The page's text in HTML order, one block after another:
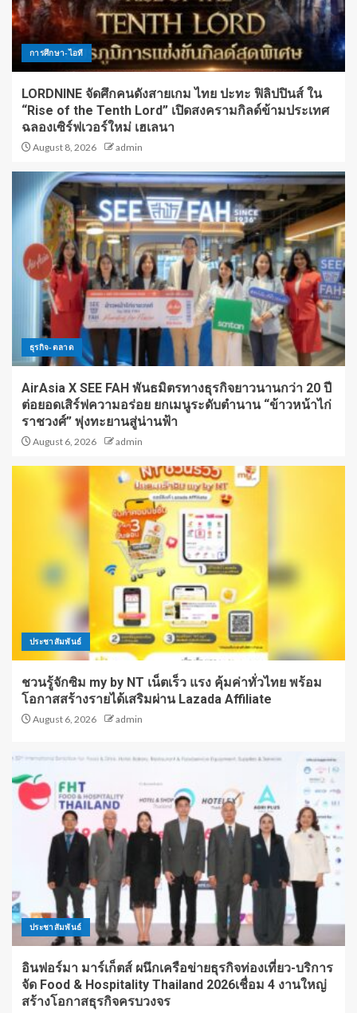
การศึกษา-ไอที
LORDNINE จัดศึกคนดังสายเกม ไทย ปะทะ ฟิลิปปินส์ ใน
“Rise of the Tenth Lord” เปิดสงครามกิลด์ข้ามประเทศ
ฉลองเซิร์ฟเวอร์ใหม่ เฮเลนา
August 8, 2026 admin
ธุรกิจ-ตลาด
AirAsia X SEE FAH พันธมิตรทางธุรกิจยาวนานกว่า 20 ปี
ต่อยอดเสิร์ฟความอร่อย ยกเมนูระดับตำนาน “ข้าวหน้าไก่
ราชวงศ์” พุ่งทะยานสู่น่านฟ้า
August 6, 2026 admin
ประชาสัมพันธ์
ชวนรู้จักซิม my by NT เน็ตเร็ว แรง คุ้มค่าทั่วไทย พร้อม
โอกาสสร้างรายได้เสริมผ่าน Lazada Affiliate
August 6, 2026 admin
ประชาสัมพันธ์
อินฟอร์มา มาร์เก็ตส์ ผนึกเครือข่ายธุรกิจท่องเที่ยว-บริการ
จัด Food & Hospitality Thailand 2026เชื่อม 4 งานใหญ่
สร้างโอกาสธุรกิจครบวงจร